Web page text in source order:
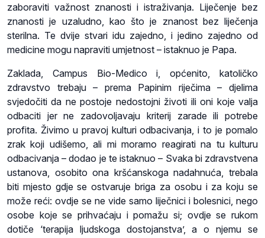
zaboraviti važnost znanosti i istraživanja. Liječenje bez
znanosti je uzaludno, kao što je znanost bez liječenja
sterilna. Te dvije stvari idu zajedno, i jedino zajedno od
medicine mogu napraviti umjetnost – istaknuo je Papa.
Zaklada, Campus Bio-Medico i, općenito, katoličko
zdravstvo trebaju – prema Papinim riječima – djelima
svjedočiti da ne postoje nedostojni životi ili oni koje valja
odbaciti jer ne zadovoljavaju kriterij zarade ili potrebe
profita. Živimo u pravoj kulturi odbacivanja, i to je pomalo
zrak koji udišemo, ali mi moramo reagirati na tu kulturu
odbacivanja – dodao je te istaknuo – Svaka bi zdravstvena
ustanova, osobito ona kršćanskoga nadahnuća, trebala
biti mjesto gdje se ostvaruje briga za osobu i za koju se
može reći: ovdje se ne vide samo liječnici i bolesnici, nego
osobe koje se prihvaćaju i pomažu si; ovdje se rukom
dotiče ‘terapija ljudskoga dostojanstva’, a o njemu se